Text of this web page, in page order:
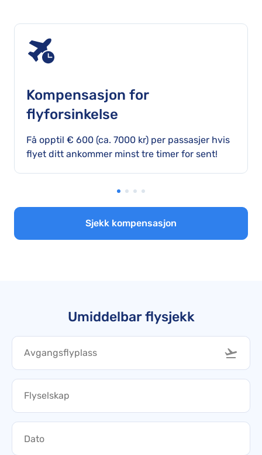
Kompensasjon for
flyforsinkelse
Få opptil € 600 (ca. 7000 kr) per passasjer hvis
flyet ditt ankommer minst tre timer for sent!
Sjekk kompensasjon
Umiddelbar flysjekk